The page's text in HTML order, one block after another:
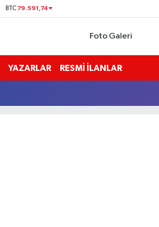
BTC 79.591,74
Foto Galeri
YAZARLAR RESMİ İLANLAR